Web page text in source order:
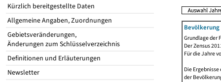
Kürzlich bereitgestellte Daten
Allgemeine Angaben, Zuordnungen
Gebietsveränderungen,
Änderungen zum Schlüsselverzeichnis
Definitionen und Erläuterungen
Newsletter
Grundlage der
Der Zensus
Für die Jahre
Die
der